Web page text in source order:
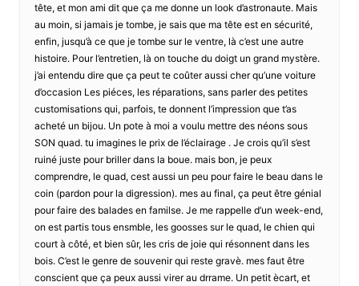
tête, et mon ami dit que ça me donne un look d’astronaute. Mais
au moin, si jamais je tombe, je sais que ma tête est en sécurité,
enfin, jusqu’à ce que je tombe sur le ventre, là c’est une autre
histoire. Pour l’entretien, là on touche du doigt un grand mystère.
j’ai entendu dire que ça peut te coûter aussi cher qu’une voiture
d’occasion Les piéces, les réparations, sans parler des petites
customisations qui, parfois, te donnent l’impression que t’as
acheté un bijou. Un pote à moi a voulu mettre des néons sous
SON quad. tu imagines le prix de l’éclairage . Je crois qu’il s’est
ruiné juste pour briller dans la boue. mais bon, je peux
comprendre, le quad, cest aussi un peu pour faire le beau dans le
coin (pardon pour la digression). mes au final, ça peut être génial
pour faire des balades en familse. Je me rappelle d’un week-end,
on est partis tous ensmble, les goosses sur le quad, le chien qui
court à côté, et bien sûr, les cris de joie qui résonnent dans les
bois. C’est le genre de souvenir qui reste gravè. mes faut être
conscient que ça peux aussi virer au drrame. Un petit ècart, et